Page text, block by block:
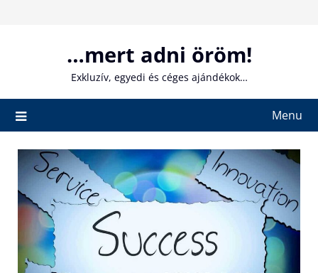
…mert adni öröm!
Exkluzív, egyedi és céges ajándékok…
Menu